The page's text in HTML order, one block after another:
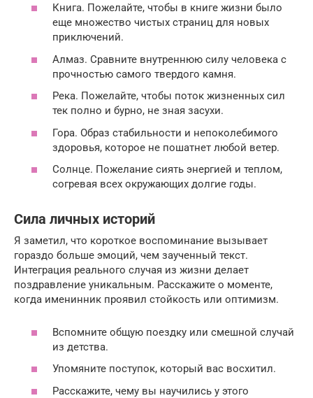
Книга. Пожелайте, чтобы в книге жизни было
еще множество чистых страниц для новых
приключений.
Алмаз. Сравните внутреннюю силу человека с
прочностью самого твердого камня.
Река. Пожелайте, чтобы поток жизненных сил
тек полно и бурно, не зная засухи.
Гора. Образ стабильности и непоколебимого
здоровья, которое не пошатнет любой ветер.
Солнце. Пожелание сиять энергией и теплом,
согревая всех окружающих долгие годы.
Сила личных историй
Я заметил, что короткое воспоминание вызывает
гораздо больше эмоций, чем заученный текст.
Интеграция реального случая из жизни делает
поздравление уникальным. Расскажите о моменте,
когда именинник проявил стойкость или оптимизм.
Вспомните общую поездку или смешной случай
из детства.
Упомяните поступок, который вас восхитил.
Расскажите, чему вы научились у этого